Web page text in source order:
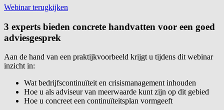
Webinar terugkijken
3 experts bieden concrete handvatten voor een goed
adviesgesprek
Aan de hand van een praktijkvoorbeeld krijgt u tijdens dit webinar
inzicht in:
Wat bedrijfscontinuïteit en crisismanagement inhouden
Hoe u als adviseur van meerwaarde kunt zijn op dit gebied
Hoe u concreet een continuïteitsplan vormgeeft